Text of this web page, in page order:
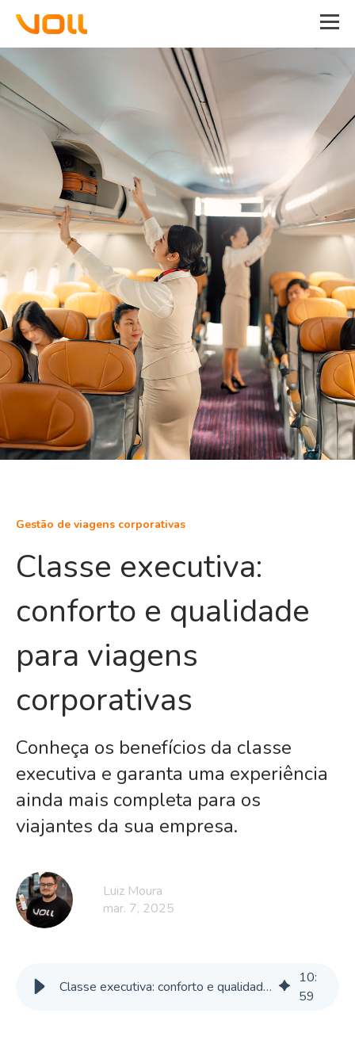
Gestão de viagens corporativas
Classe executiva:
conforto e qualidade
para viagens
corporativas
Conheça os benefícios da classe
executiva e garanta uma experiência
ainda mais completa para os
viajantes da sua empresa.
Luiz Moura
mar. 7, 2025
Classe executiva: conforto e qualidade para viagens corporativas
10:
59